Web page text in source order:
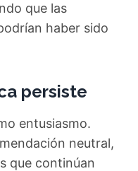
que las
haber sido
persiste
entusiasmo.
neutral,
que continúan